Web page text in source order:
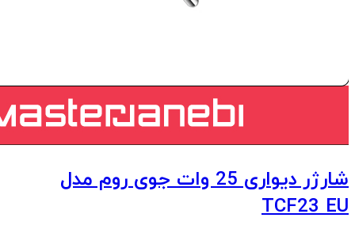
شارژر دیواری 25 وات جوی روم مدل
TCF23 EU